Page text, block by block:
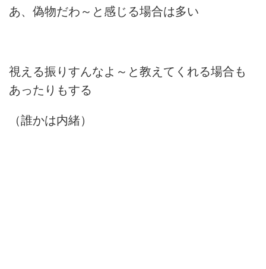
あ、偽物だわ～と感じる場合は多い
視える振りすんなよ～と教えてくれる場合も
あったりもする
（誰かは内緒）